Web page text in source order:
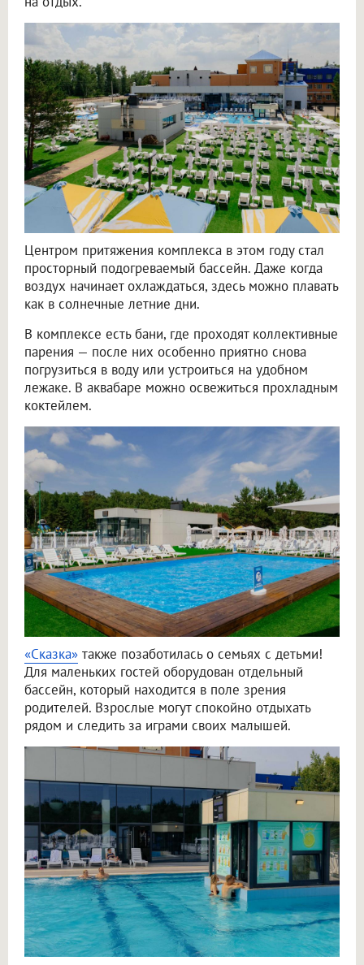
Центром притяжения комплекса в этом году стал
просторный подогреваемый бассейн. Даже когда
воздух начинает охлаждаться, здесь можно плавать
как в солнечные летние дни.
В комплексе есть бани, где проходят коллективные
парения — после них особенно приятно снова
погрузиться в воду или устроиться на удобном
лежаке. В аквабаре можно освежиться прохладным
коктейлем.
«Сказка» также позаботилась о семьях с детьми!
Для маленьких гостей оборудован отдельный
бассейн, который находится в поле зрения
родителей. Взрослые могут спокойно отдыхать
рядом и следить за играми своих малышей.